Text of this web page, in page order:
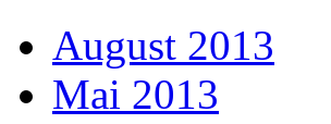
August 2013
Mai 2013